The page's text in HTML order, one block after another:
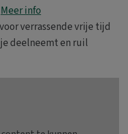
Meer info
verrassende vrije tijd
deelneemt en ruil